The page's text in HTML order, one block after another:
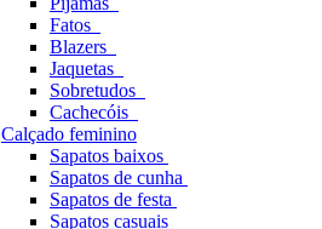
Fatos
Blazers
Jaquetas
Sobretudos
Cachecóis
Calçado feminino
Sapatos baixos
Sapatos de cunha
Sapatos de festa
Sapatos casuais